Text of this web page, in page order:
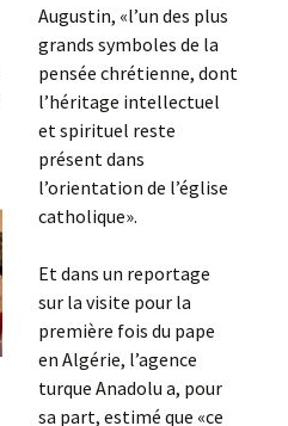
Augustin, «l’un des plus
grands symboles de la
pensée chrétienne, dont
l’héritage intellectuel
et spirituel reste
présent dans
l’orientation de l’église
catholique».
Et dans un reportage
sur la visite pour la
première fois du pape
en Algérie, l’agence
turque Anadolu a, pour
sa part, estimé que «ce